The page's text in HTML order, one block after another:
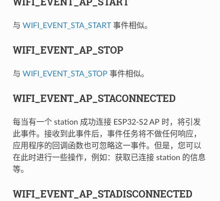
与 WIFI_EVENT_STA_START事件相似。
WIFI_EVENT_AP_STOP
与 WIFI_EVENT_STA_STOP 事件相似。
WIFI_EVENT_AP_STACONNECTED
每当有一个 station 成功连接 ESP32-S2 AP 时，将引发
此事件。接收到此事件后，事件任务将不做任何响应，
应用程序的回调函数也可忽略这一事件。但是，您可以
在此时进行一些操作，例如：获取已连接 station 的信息
等。
WIFI_EVENT_AP_STADISCONNECTED